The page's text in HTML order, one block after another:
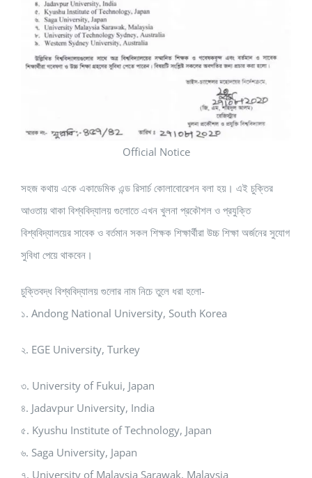
Official Notice
সহজ কথায় একে একাডেমিক এন্ড রিসার্চ কোলাবোরেশন বলা হয়। এই চুক্তির
আওতায় থাকা বিশ্ববিদ্যালয় গুলোতে এখন খুলনা প্রকৌশল ও প্রযুক্তি
বিশ্ববিদ্যালয়ের সাবেক ও বর্তমান সকল শিক্ষক শিক্ষার্থীরা উচ্চ শিক্ষা অর্জনের সুযোগ
সুবিধা পেয়ে থাকবেন।
চুক্তিবদ্ধ বিশ্ববিদ্যালয় গুলোর নাম নিচে তুলে ধরা হলো-
১. Andong National University, South Korea
২. EGE University, Turkey
৩. University of Fukui, Japan
৪. Jadavpur University, India
৫. Kyushu Institute of Technology, Japan
৬. Saga University, Japan
৭. University of Malaysia Sarawak, Malaysia